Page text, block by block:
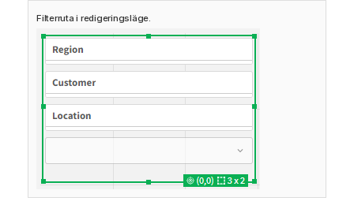
Filterruta i redigeringsläge.